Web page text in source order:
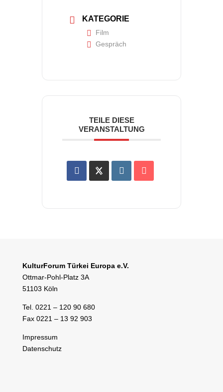
KATEGORIE
Film
Gespräch
TEILE DIESE
VERANSTALTUNG
KulturForum Türkei Europa e.V.
Ottmar-Pohl-Platz 3A
51103 Köln
Tel. 0221 – 120 90 680
Fax 0221 – 13 92 903
Impressum
Datenschutz